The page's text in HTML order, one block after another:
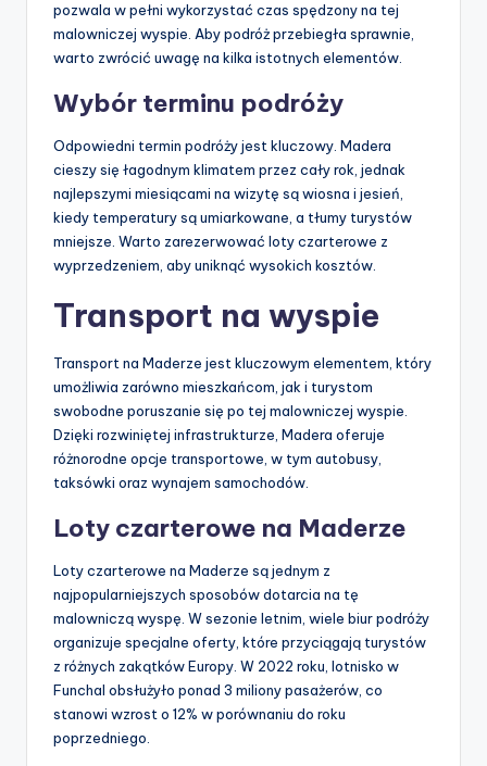
pozwala w pełni wykorzystać czas spędzony na tej
malowniczej wyspie. Aby podróż przebiegła sprawnie,
warto zwrócić uwagę na kilka istotnych elementów.
Wybór terminu podróży
Odpowiedni termin podróży jest kluczowy. Madera
cieszy się łagodnym klimatem przez cały rok, jednak
najlepszymi miesiącami na wizytę są wiosna i jesień,
kiedy temperatury są umiarkowane, a tłumy turystów
mniejsze. Warto zarezerwować loty czarterowe z
wyprzedzeniem, aby uniknąć wysokich kosztów.
Transport na wyspie
Transport na Maderze jest kluczowym elementem, który
umożliwia zarówno mieszkańcom, jak i turystom
swobodne poruszanie się po tej malowniczej wyspie.
Dzięki rozwiniętej infrastrukturze, Madera oferuje
różnorodne opcje transportowe, w tym autobusy,
taksówki oraz wynajem samochodów.
Loty czarterowe na Maderze
Loty czarterowe na Maderze są jednym z
najpopularniejszych sposobów dotarcia na tę
malowniczą wyspę. W sezonie letnim, wiele biur podróży
organizuje specjalne oferty, które przyciągają turystów
z różnych zakątków Europy. W 2022 roku, lotnisko w
Funchal obsłużyło ponad 3 miliony pasażerów, co
stanowi wzrost o 12% w porównaniu do roku
poprzedniego.